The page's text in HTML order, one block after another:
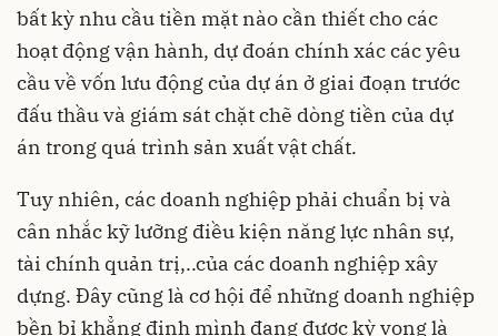
bất kỳ nhu cầu tiền mặt nào cần thiết cho các
hoạt động vận hành, dự đoán chính xác các yêu
cầu về vốn lưu động của dự án ở giai đoạn trước
đấu thầu và giám sát chặt chẽ dòng tiền của dự
án trong quá trình sản xuất vật chất.
Tuy nhiên, các doanh nghiệp phải chuẩn bị và
cân nhắc kỹ lưỡng điều kiện năng lực nhân sự,
tài chính quản trị,..của các doanh nghiệp xây
dựng. Đây cũng là cơ hội để những doanh nghiệp
bền bỉ khẳng định mình đang được kỳ vọng là